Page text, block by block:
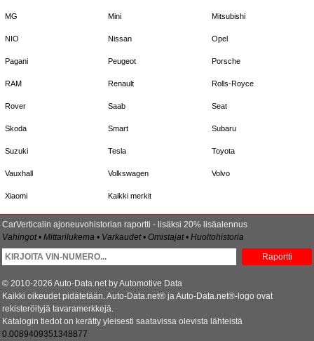
MG Mini Mitsubishi
NIO Nissan Opel
Pagani Peugeot Porsche
RAM Renault Rolls-Royce
Rover Saab Seat
Skoda Smart Subaru
Suzuki Tesla Toyota
Vauxhall Volkswagen Volvo
Xiaomi Kaikki merkit
CarVerticalin ajoneuvohistorian raportti - lisäksi 20% lisäalennus
Vahingot • Mittarilukema • Varkaudet • Omistajat • Huoltohistoria
Raportti
© 2010-2026 Auto-Data.net by Automotive Data
Kaikki oikeudet pidätetään. Auto-Data.net® ja Auto-Data.net®-logo ovat
rekisteröityjä tavaramerkkejä.
Katalogin tiedot on kerätty yleisesti saatavissa olevista lähteistä
0.0089409351348877